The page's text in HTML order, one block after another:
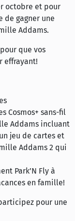
octobre et pour
de gagner une
Addams.
que vos
effrayant!
Cosmos+ sans-fil
Addams incluant
jeu de cartes et
Addams 2 qui
Park’N Fly à
en famille!
pour une